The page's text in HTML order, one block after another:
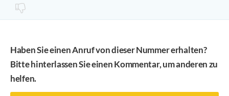
Haben Sie einen Anruf von dieser Nummer erhalten?
Bitte hinterlassen Sie einen Kommentar, um anderen zu
helfen.